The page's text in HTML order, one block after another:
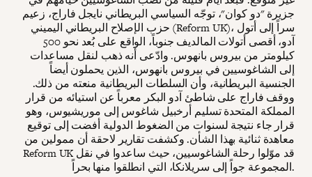
جزيرة "دو كوان"، توجّه السياسي البريطاني نايجل فاراج، زعيم
حزب الإصلاح البريطاني اليميني (Reform UK)، سراً إلى أتول
آدو، أقصى أتولات المالديف جنوباً، الواقع على بُعد نحو 500
كيلومتر من بيروس بانهوس. وادّعى أنه ذهب لنقل مساعدات
إلى الشاغوسيين في بيروس بانهوس، الذين يحملون أيضاً
الجنسية البريطانية، وأن السلطات البريطانية منعته من ذلك.
ووقف فاراج على شاطئ آدو البكر معرباً عن استيائه من قرار
المملكة المتحدة تسليم أرخبيل شاغوس إلى موريشيوس، وهو
قرار جاء نتيجة لسنوات من الضغوط الدولية أفضت إلى توقيع
معاهدة ثنائية بهذا الشأن. وكشفت تقارير لاحقة أن ممولين من
Reform UK قد موّلوا رحلة الشاغوسيين، حيث ساعدوا في نقل
المجموعة جواً إلى سريلانكا، التي انطلقوا منها بحراً.